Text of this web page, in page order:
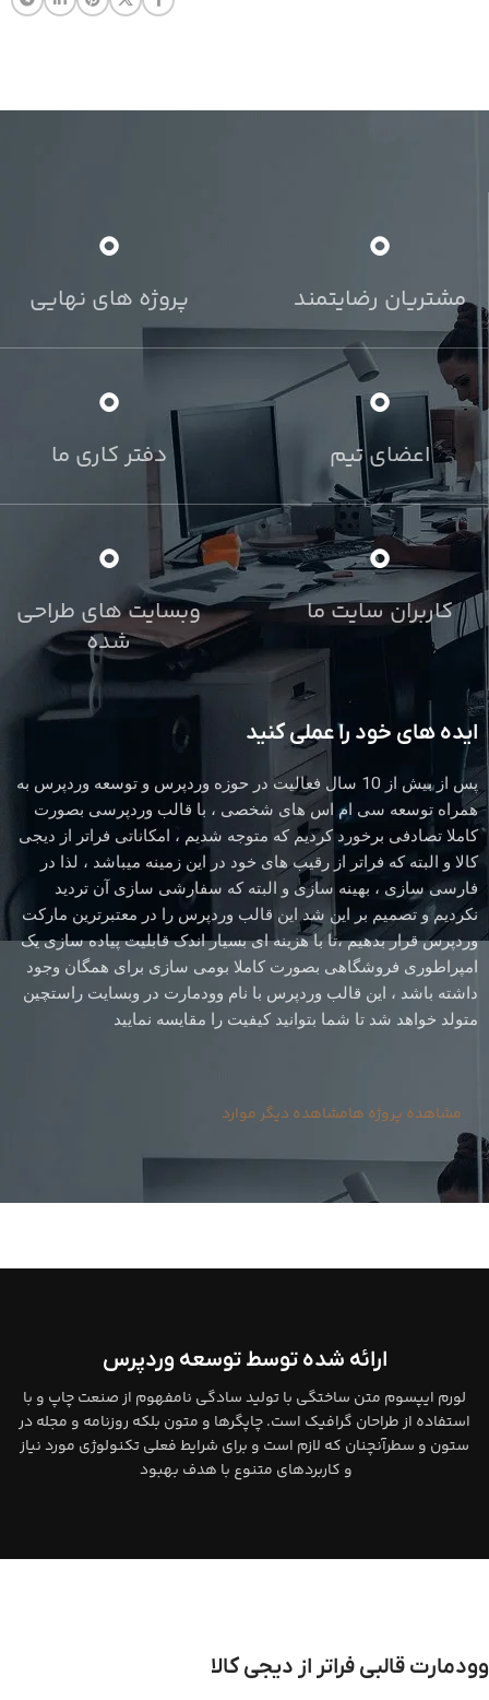
0
مشتریان رضایتمند
0
پروژه های نهایی
0
اعضای تیم
0
دفتر کاری ما
0
کاربران سایت ما
0
وبسایت های طراحی
شده
ایده های خود را عملی کنید
پس از بیش از 10 سال فعالیت در حوزه وردپرس و توسعه وردپرس به
همراه توسعه سی ام اس های شخصی ، با قالب وردپرسی بصورت
کاملا تصادفی برخورد کردیم که متوجه شدیم ، امکاناتی فراتر از دیجی
کالا و البته که فراتر از رقیب های خود در این زمینه میباشد ، لذا در
فارسی سازی ، بهینه سازی و البته که سفارشی سازی آن تردید
نکردیم و تصمیم بر این شد این قالب وردپرس را در معتبرترین مارکت
وردپرس قرار بدهیم ،تا با هزینه ای بسیار اندک قابلیت پیاده سازی یک
امپراطوری فروشگاهی بصورت کاملا بومی سازی برای همگان وجود
داشته باشد ، این قالب وردپرس با نام وودمارت در وبسایت راستچین
متولد خواهد شد تا شما بتوانید کیفیت را مقایسه نمایید
مشاهده پروژه هامشاهده دیگر موارد
ارائه شده توسط توسعه وردپرس
لورم ایپسوم متن ساختگی با تولید سادگی نامفهوم از صنعت چاپ و با
استفاده از طراحان گرافیک است. چاپگرها و متون بلکه روزنامه و مجله در
ستون و سطرآنچنان که لازم است و برای شرایط فعلی تکنولوژی مورد نیاز
و کاربردهای متنوع با هدف بهبود
وودمارت قالبی فراتر از دیجی کالا